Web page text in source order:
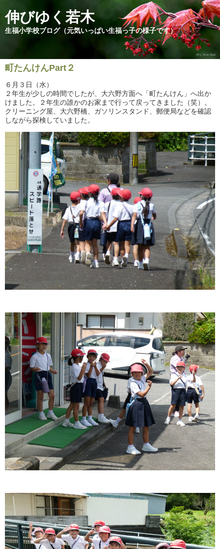
伸びゆく若木
生福小学校ブログ（元気いっぱい生福っ子の様子です）
町たんけんPart２
６月３日（水）
２年生が少しの時間でしたが、大六野方面へ「町たんけん」へ出か
けました。２年生の誰かのお家まで行って戻ってきました（笑）。
クリーニング屋、大六野橋、ガソリンスタンド、郵便局などを確認
しながら探検していました。